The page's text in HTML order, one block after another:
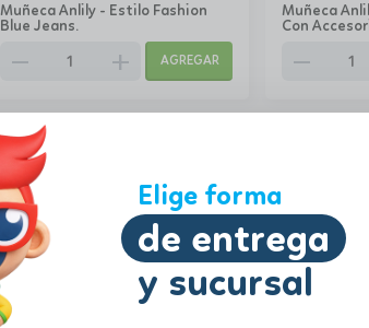
Elige forma
de entrega
y sucursal
Muñeca Anlily - Estilo Fashion
Blue Jeans.
remove add AGREGAR
Muñeca
Con
remove